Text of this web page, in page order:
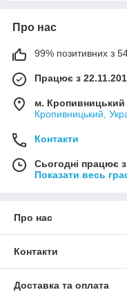
Про нас
99% позитивних з
Працює з
м. Кропивницький
Кропивницький,
Контакти
Сьогодні працює
Показати весь
Про нас
Контакти
Доставка та оплата